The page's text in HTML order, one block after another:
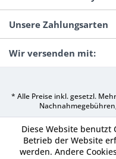
Unsere Zahlungsarten
Wir versenden mit:
* Alle Preise inkl. gesetzl.
Diese Website benutzt
Betrieb der Website
werden. Andere